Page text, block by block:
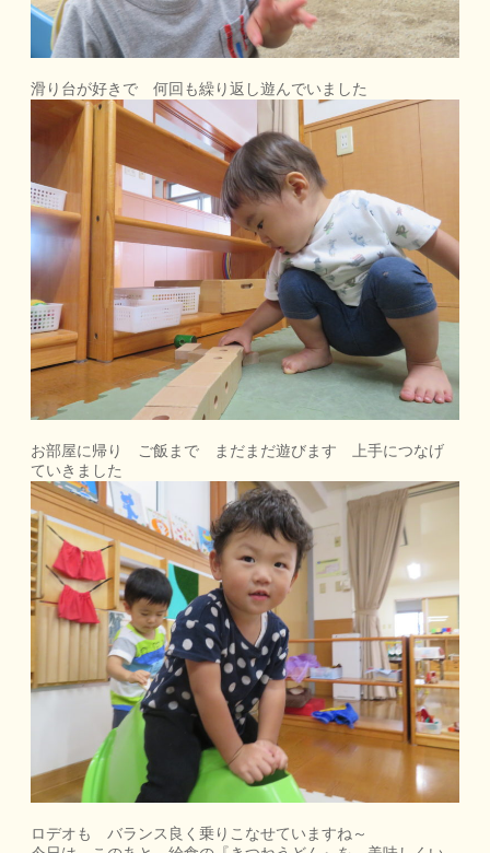
滑り台が好きで 何回も繰り返し遊んでいました
お部屋に帰り ご飯まで まだまだ遊びます 上手につなげ
ていきました
ロデオも バランス良く乗りこなせていますね～